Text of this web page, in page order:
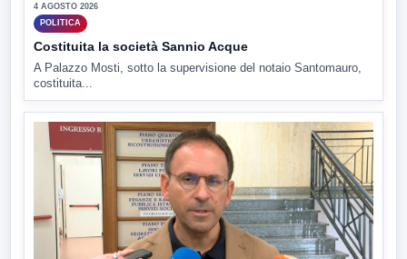
4 AGOSTO 2026
POLITICA
Costituita la società Sannio Acque
A Palazzo Mosti, sotto la supervisione del notaio Santomauro,
costituita...